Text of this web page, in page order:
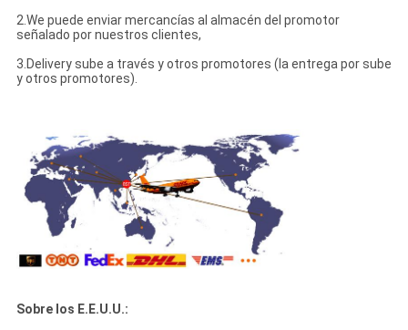
2.We puede enviar mercancías al almacén del promotor
señalado por nuestros clientes,
3.Delivery sube a través y otros promotores (la entrega por sube
y otros promotores).
Sobre los E.E.U.U.: